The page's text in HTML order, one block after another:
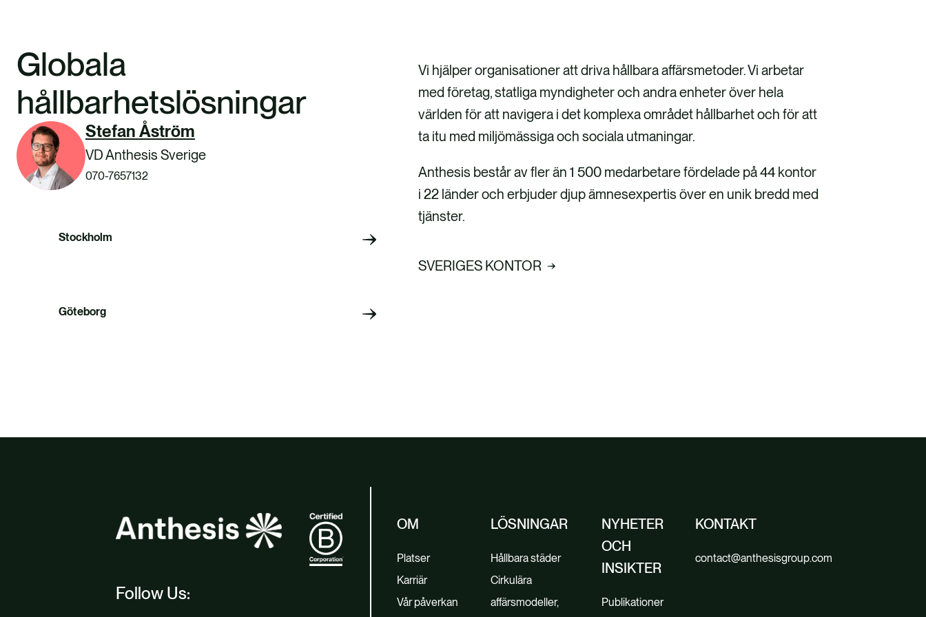
Globala
hållbarhetslösningar
Stefan Åström
VD Anthesis Sverige
070-7657132
Stockholm
Göteborg
Vi hjälper organisationer att driva hållbara affärsmetoder. Vi arbetar
med företag, statliga myndigheter och andra enheter över hela
världen för att navigera i det komplexa området hållbarhet och för att
ta itu med miljömässiga och sociala utmaningar.
Anthesis består av fler än 1 500 medarbetare fördelade på 44 kontor
i 22 länder och erbjuder djup ämnesexpertis över en unik bredd med
tjänster.
SVERIGES KONTOR
Follow Us:
OM
Platser
Karriär
Vår påverkan
LÖSNINGAR
Hållbara städer
Cirkulära
affärsmodeller,
NYHETER
OCH
INSIKTER
Publikationer
KONTAKT
contact@anthesisgroup.com